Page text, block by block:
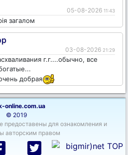
05-08-2026 11:43
загалом
03-08-2026 21:29
г.г....обычно, все
добрая
online.com.ua
© 2019
предоставены для ознакомления и
авторским правом